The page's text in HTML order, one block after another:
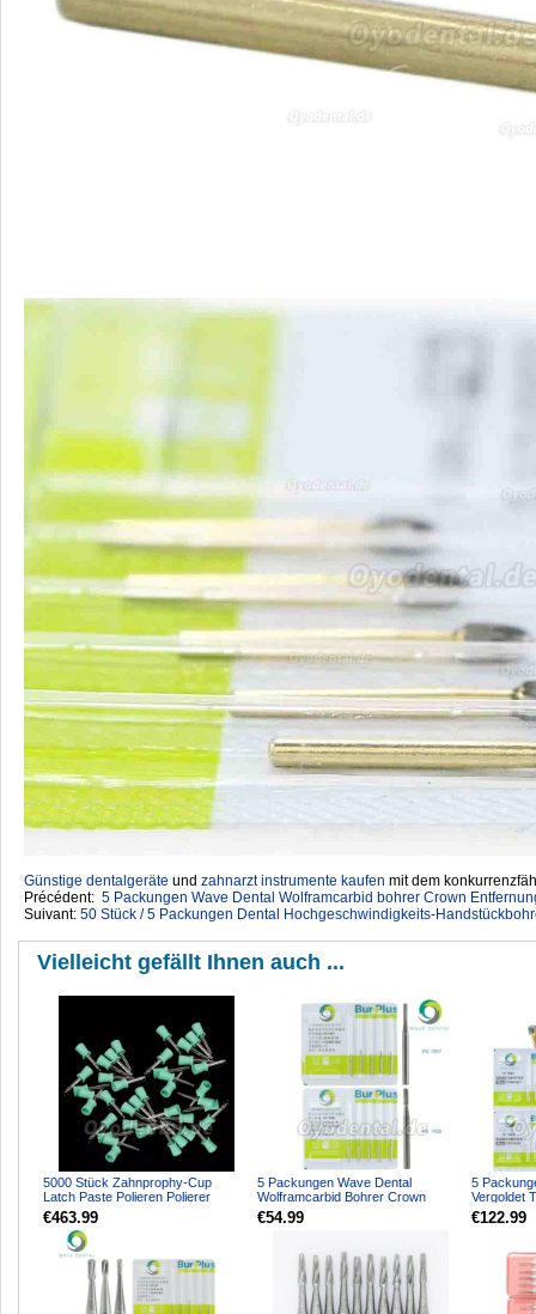
Günstige dentalgeräte ‎ und zahnarzt instrumente kaufen mit dem
Précédent: 5 Packungen Wave Dental Wolframcarbid bohrer Crown
Suivant: 50 Stück / 5 Packungen Dental Hochgeschwindigkeits-
Vielleicht gefällt Ihnen auch ...
5000 Stück Zahnprophy-Cup
Latch Paste Polieren Polierer
Gummibecher für Zahnarzt
€463.99
5 Packungen Wave Dental
Wolframcarbid Bohrer Crown
Metallschneiden Gerade Fissur...
€54.99
5
Vergoldet
Bohrer
€122.99